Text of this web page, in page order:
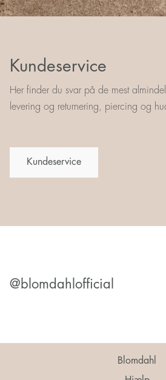
Kundeservice
Her finder du svar på de mest
levering og returnering, piercing og
Kundeservice
@blomdahlofficial
Blomdahl